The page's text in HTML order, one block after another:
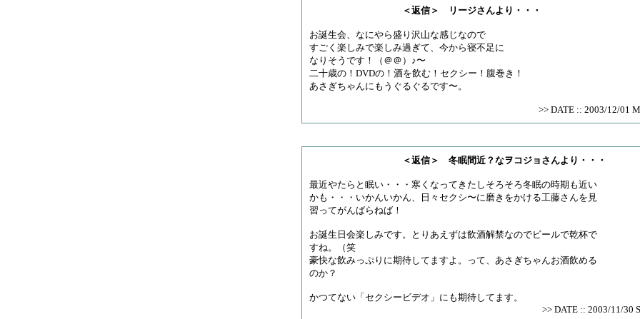
＜返信＞ リージさんより・・・
お誕生会、なにやら盛り沢山な感じなので
すごく楽しみで楽しみ過ぎて、今から寝不足に
なりそうです！（＠＠）♪〜
二十歳の！DVDの！酒を飲む！セクシー！腹巻き！
あさぎちゃんにもうぐるぐるです〜。
>> DATE :: 2003/12/01
＜返信＞ 冬眠間近？なヲコジョさんより・・・
最近やたらと眠い・・・寒くなってきたしそろそろ冬眠の時期も近い
かも・・・いかんいかん、日々セクシ〜に磨きをかける工藤さんを見
習ってがんばらねば！
お誕生日会楽しみです。とりあえずは飲酒解禁なのでビールで乾杯で
すね。（笑
豪快な飲みっぷりに期待してますよ。って、あさぎちゃんお酒飲める
のか？
かつてない「セクシービデオ」にも期待してます。
>> DATE :: 2003/11/30